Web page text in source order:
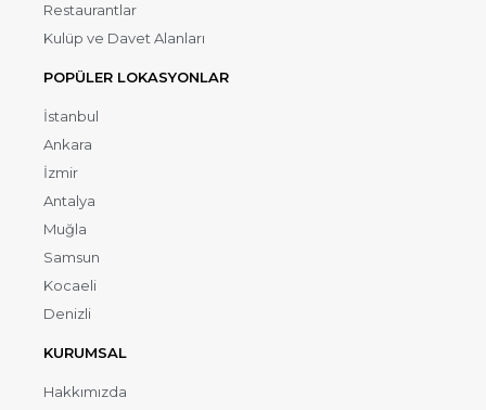
Restaurantlar
Kulüp ve Davet Alanları
POPÜLER LOKASYONLAR
İstanbul
Ankara
İzmir
Antalya
Muğla
Samsun
Kocaeli
Denizli
KURUMSAL
Hakkımızda